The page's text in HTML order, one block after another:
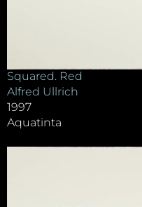
Squared. Red
Alfred Ullrich
1997
Aquatinta